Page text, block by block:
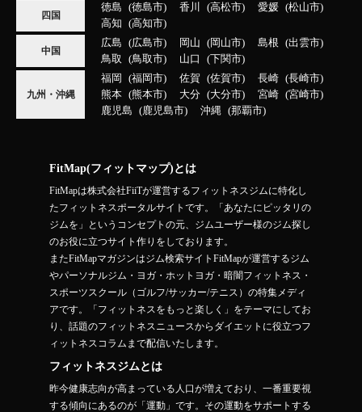
四国
徳島 徳島市 香川 高松市 愛媛
松山市
高知
高知市
中国
広島 広島市 岡山 岡山市 島根
出雲市
鳥取
鳥取市 山口 下関市
九州・沖縄
福岡 福岡市 佐賀 佐賀市 長崎
長崎市
熊本
熊本市 大分 大分市 宮崎
宮崎市
鹿児島
鹿児島市 沖縄 那覇市
FitMap(フィットマップ)とは
FitMapは株式会社FiiTが運営するフィットネスジムに特化し
たフィットネスポータルサイトです。「あなたにピッタリの
ジムを」というコンセプトの元、ジムユーザー様のジム探し
のお役に立つサイト作りをしております。
またFitMapマガジンはジム検索サイトFitMapが運営するジム
やパーソナルジム・ヨガ・ホットヨガ・暗闇フィットネス・
スポーツスクール（ゴルフ/サッカー/テニス）の特集メディ
アです。「フィットネスをもっと楽しく」をテーマにしてお
り、話題のフィットネスニュースからダイエットに役立つフ
ィットネスコラムまで配信いたします。
フィットネスジムとは
昨今健康志向が高まっている人口が増えており、一番重要視
する傾向にあるのが「運動」です。その運動をサポートする